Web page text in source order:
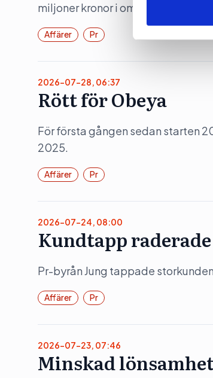
miljoner kronor i omsättning.
Affärer Pr
2026-07-28, 06:37
Rött för Obeya
För första gången sedan starten
2025.
Affärer Pr
2026-07-24, 08:00
Kundtapp
Pr-byrån Jung tappade
Affärer Pr
2026-07-23, 07:46
Minskad